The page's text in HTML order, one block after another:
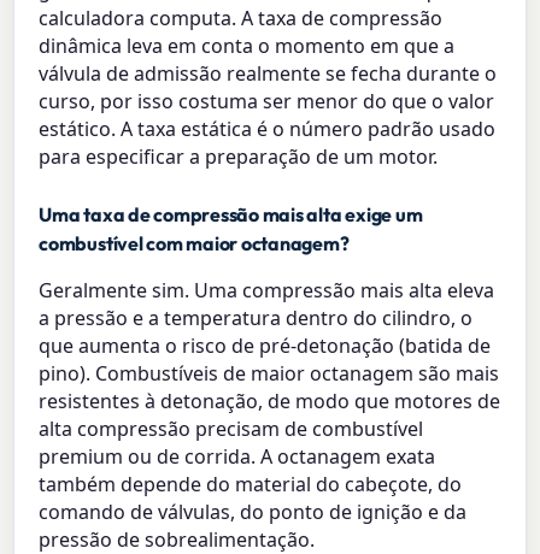
calculadora computa. A taxa de compressão
dinâmica leva em conta o momento em que a
válvula de admissão realmente se fecha durante o
curso, por isso costuma ser menor do que o valor
estático. A taxa estática é o número padrão usado
para especificar a preparação de um motor.
Uma taxa de compressão mais alta exige um
combustível com maior octanagem?
Geralmente sim. Uma compressão mais alta eleva
a pressão e a temperatura dentro do cilindro, o
que aumenta o risco de pré-detonação (batida de
pino). Combustíveis de maior octanagem são mais
resistentes à detonação, de modo que motores de
alta compressão precisam de combustível
premium ou de corrida. A octanagem exata
também depende do material do cabeçote, do
comando de válvulas, do ponto de ignição e da
pressão de sobrealimentação.